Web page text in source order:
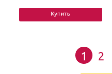
Купить
1 2